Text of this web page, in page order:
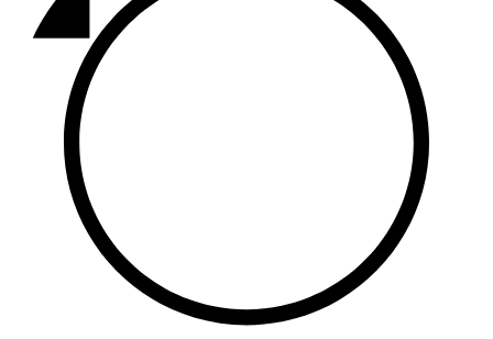
Базарлы матак
107,1 FM
Балык бистәсе
104,9 FM
Баулы
107,5 FM
Биләр